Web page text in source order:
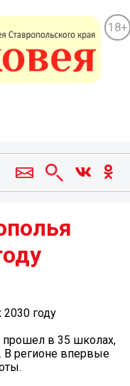
18+
году
прошел в 35 школах,
регионе впервые